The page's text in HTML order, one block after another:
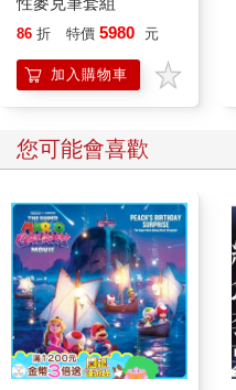
86 折 特價 5980 元
加入購物車
您可能會喜歡